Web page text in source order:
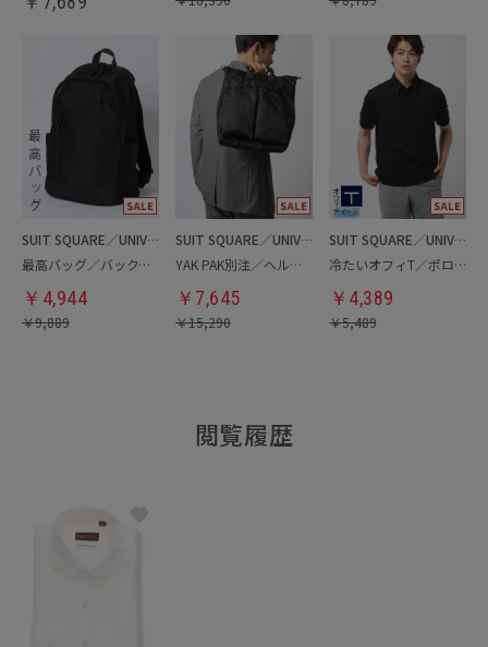
SUIT SQUARE／UNIVERSAL LANGUAGE
最高バッグ／バックパック
￥ 4,944
￥9,889
SUIT SQUARE／UNIVERSAL LANGUAGE
YAK PAK別注／ヘルメットバッグ
￥ 7,645
￥15,290
SUIT SQUARE／UNIVERSAL LANGUAGE
冷たいオフィT／ポロシャツ
￥ 4,389
￥5,489
閲覧履歴